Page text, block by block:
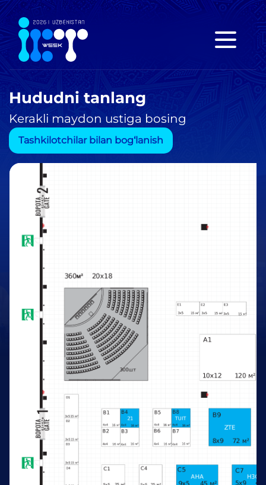
Hududni tanlang
Kerakli maydon ustiga bosing
Tashkilotchilar bilan bog‘lanish